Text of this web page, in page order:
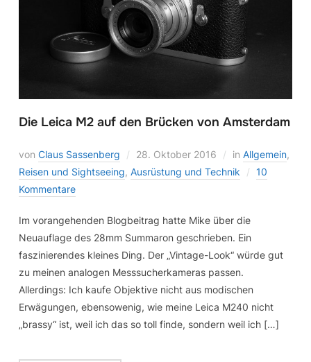
Die Leica M2 auf den Brücken von Amsterdam
von Claus Sassenberg 28. Oktober 2016 in Allgemein,
Reisen und Sightseeing, Ausrüstung und Technik
10
Kommentare
Im vorangehenden Blogbeitrag hatte Mike über die
Neuauflage des 28mm Summaron geschrieben. Ein
faszinierendes kleines Ding. Der „Vintage-Look“ würde gut
zu meinen analogen Messsucherkameras passen.
Allerdings: Ich kaufe Objektive nicht aus modischen
Erwägungen, ebensowenig, wie meine Leica M240 nicht
„brassy“ ist, weil ich das so toll finde, sondern weil ich […]